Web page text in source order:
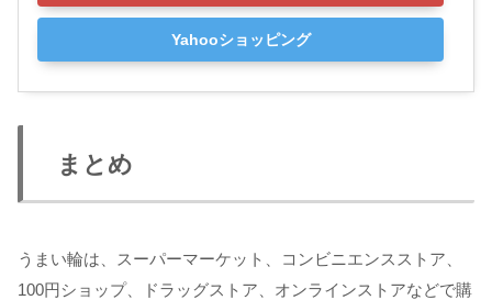
Yahooショッピング
まとめ
うまい輪は、スーパーマーケット、コンビニエンスストア、
100円ショップ、ドラッグストア、オンラインストアなどで購